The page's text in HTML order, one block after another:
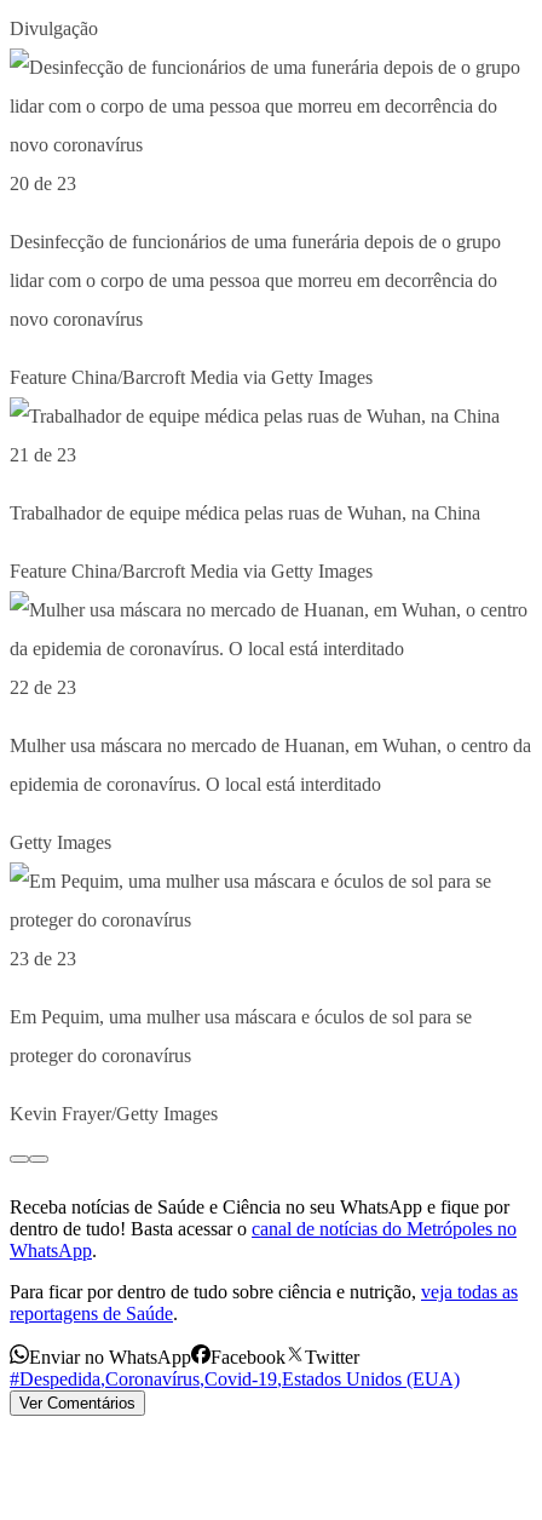
Divulgação
20 de 23
Desinfecção de funcionários de uma funerária depois de o grupo
lidar com o corpo de uma pessoa que morreu em decorrência do
novo coronavírus
Feature China/Barcroft Media via Getty Images
21 de 23
Trabalhador de equipe médica pelas ruas de Wuhan, na China
Feature China/Barcroft Media via Getty Images
22 de 23
Mulher usa máscara no mercado de Huanan, em Wuhan, o centro da
epidemia de coronavírus. O local está interditado
Getty Images
23 de 23
Em Pequim, uma mulher usa máscara e óculos de sol para se
proteger do coronavírus
Kevin Frayer/Getty Images
Receba notícias de Saúde e Ciência no seu WhatsApp e fique por
dentro de tudo! Basta acessar o canal de notícias do Metrópoles no
WhatsApp.
Para ficar por dentro de tudo sobre ciência e nutrição, veja todas as
reportagens de Saúde.
Enviar no WhatsApp Facebook
Twitter
#Despedida,Coronavírus,Covid-19,Estados Unidos (EUA)
Ver Comentários